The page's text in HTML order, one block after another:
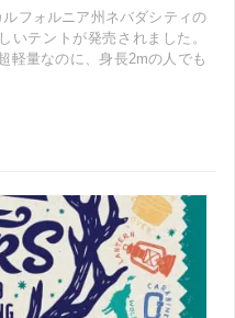
フォルニア州ネバダシティの
いテントが発売されました。
軽量なのに、身長2mの人でも